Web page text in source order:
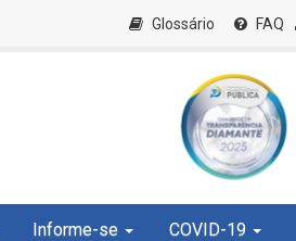
Glossário FAQ
Informe-se COVID-19